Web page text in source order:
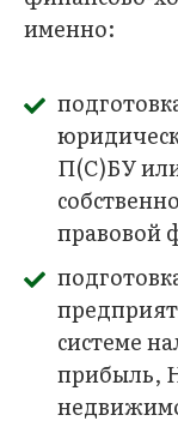
именно:
П(С)БУ
правовой
системе
прибыль,